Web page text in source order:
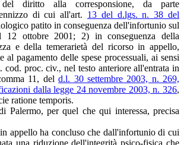
diritto alla corresponsione, da parte
di cui all'art. 13 del d.lgs. n. 38 del
patito in conseguenza dell'infortunio sul
12 ottobre 2001; 2) in conseguenza della
e della temerarietà del ricorso in appello,
al pagamento delle spese processuali, ai sensi
cod. proc. civ., nel testo anteriore all'entrata in
11, deld.l. 30 settembre 2003, n. 269,
dalla legge 24 novembre 2003, n. 326,
ratione temporis.
Palermo, per quel che qui interessa, precisa
appello ha concluso che dall'infortunio di cui
una riduzione dell'integrità psico-fisica che